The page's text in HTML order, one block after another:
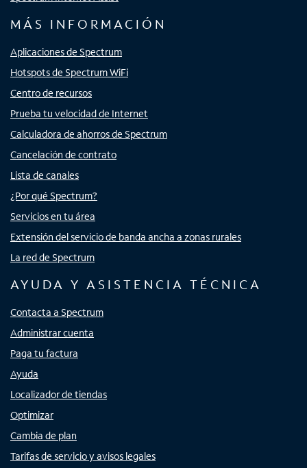
MÁS INFORMACIÓN
Aplicaciones de Spectrum
Hotspots de Spectrum WiFi
Centro de recursos
Prueba tu velocidad de Internet
Calculadora de ahorros de Spectrum
Cancelación de contrato
Lista de canales
¿Por qué Spectrum?
Servicios en tu área
Extensión del servicio de banda ancha a zonas rurales
La red de Spectrum
AYUDA Y ASISTENCIA TÉCNICA
Contacta a Spectrum
Administrar cuenta
Paga tu factura
Ayuda
Localizador de tiendas
Optimizar
Cambia de plan
Tarifas de servicio y avisos legales